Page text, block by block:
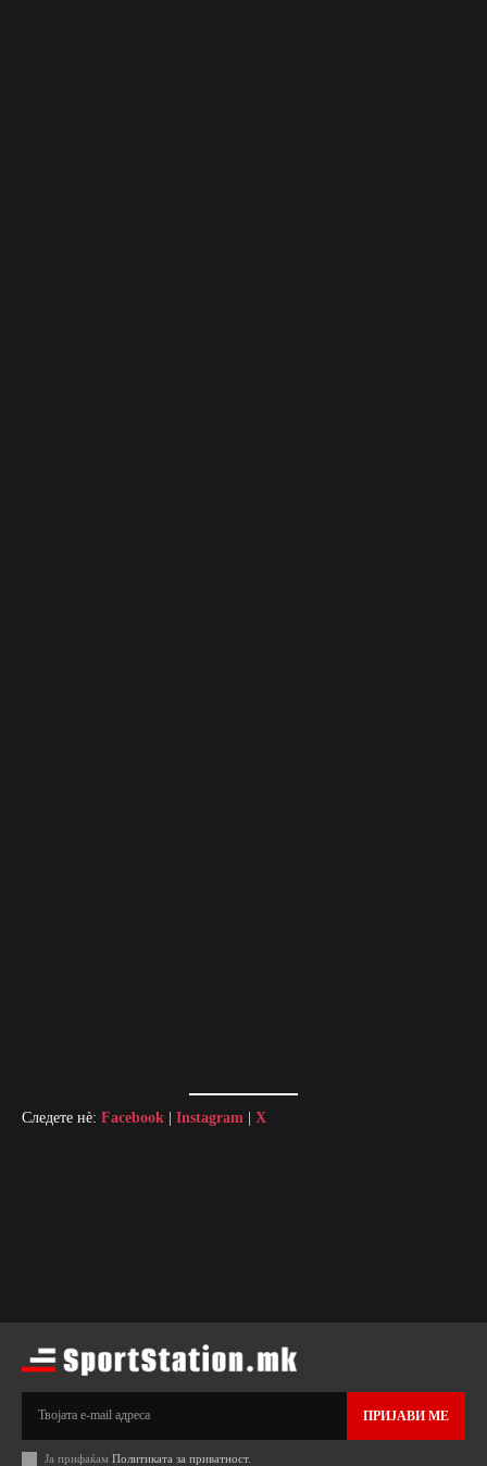
Следете нè: Facebook Instagram X
ПРИЈАВИ МЕ
Ја прифаќам Политиката за приватност.